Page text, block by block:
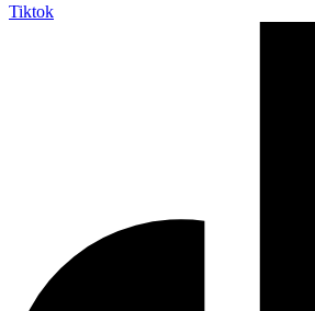
Tiktok